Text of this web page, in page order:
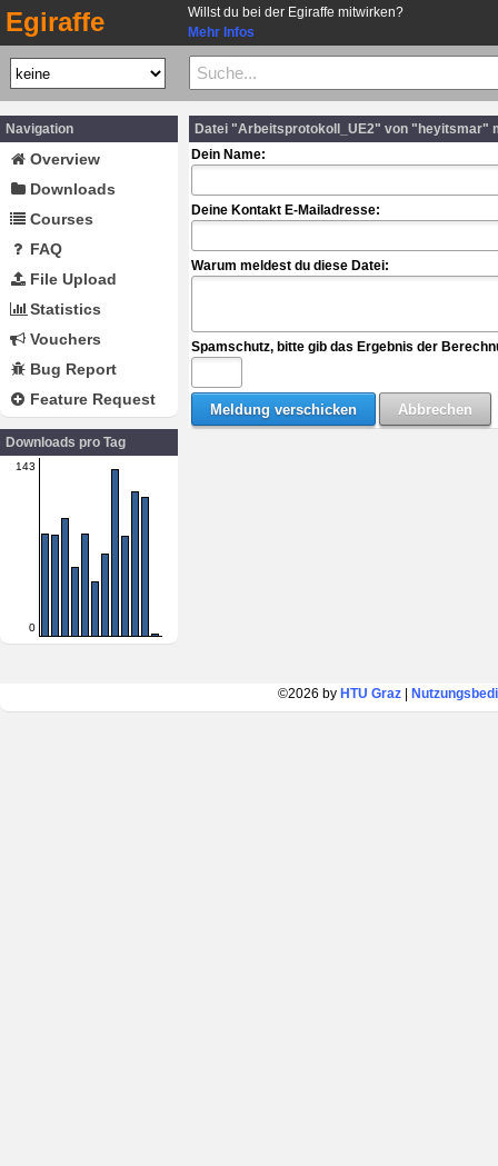
Egiraffe
Willst du bei der Egiraffe mitwirken?
Mehr Infos
Navigation
Overview
Downloads
Courses
FAQ
File Upload
Statistics
Vouchers
Bug Report
Feature Request
Downloads pro Tag
143
0
Datei "Arbeitsprotokoll_UE2" von "heyitsmar"
Dein Name:
Deine Kontakt E-Mailadresse:
Warum meldest du diese Datei:
Spamschutz, bitte gib das Ergebnis der
©2026 by HTU Graz|